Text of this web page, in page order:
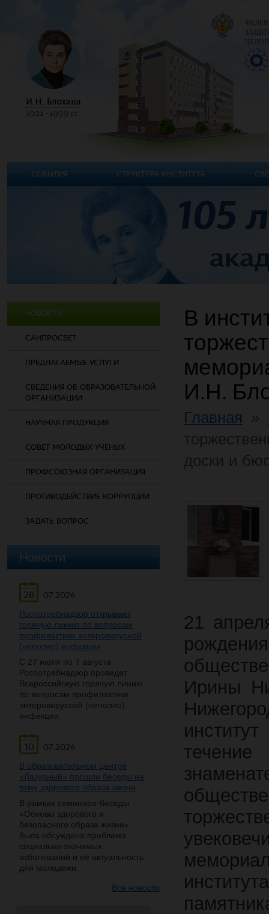
НОВОСТИ
САНПРОСВЕТ
ПРЕДЛАГАЕМЫЕ УСЛУГИ
СВЕДЕНИЯ ОБ ОБРАЗОВАТЕЛЬНОЙ
ОРГАНИЗАЦИИ
НАУЧНАЯ ПРОДУКЦИЯ
СОВЕТ МОЛОДЫХ УЧЕНЫХ
ПРОФСОЮЗНАЯ ОРГАНИЗАЦИЯ
ПРОТИВОДЕЙСТВИЕ КОРРУПЦИИ
ЗАДАТЬ ВОПРОС
Новости
28
07.2026
Роспотребнадзор открывает
горячую линию по вопросам
профилактики энтеровирусной
(неполио) инфекции
С 27 июля по 7 августа
Роспотребнадзор проведет
Всероссийскую горячую линию
по вопросам профилактики
энтеровирусной (неполио)
инфекции.
10
07.2026
В образовательном центре
«Лазурный» прошли беседы на
тему здорового образа жизни
В рамках семинара-беседы
«Основы здорового и
безопасного образа жизни»
была обсуждена проблема
социально значимых
заболеваний и её актуальность
для молодежи.
Все новости
В
И.Н.
Главная
21
Ирины
СОБЫТИЯ СТРУКТУРА ИНСТИТУТА